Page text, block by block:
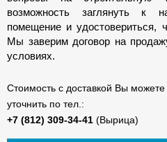
возможность заглянуть
помещение и
Мы заверим договор на
условиях.
Стоимость с доставкой Вы можете
уточнить по тел.:
(Вырица)